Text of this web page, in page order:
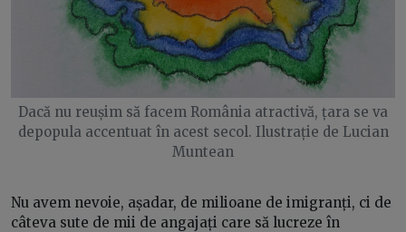
Dacă nu reușim să facem România atractivă, țara se va
depopula accentuat în acest secol. Ilustrație de Lucian
Muntean
Nu avem nevoie, așadar, de milioane de imigranți, ci de
câteva sute de mii de angajați care să lucreze în